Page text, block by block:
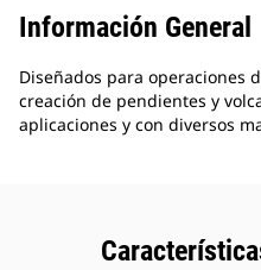
Información General
Diseñados para operaciones
creación de pendientes y
aplicaciones y con diversos